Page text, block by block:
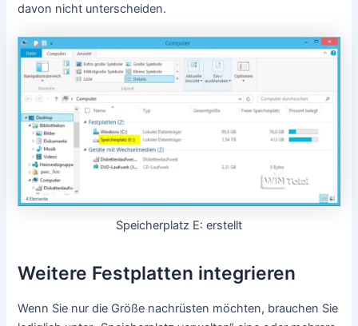
davon nicht unterscheiden.
Speicherplatz E: erstellt
Weitere Festplatten integrieren
Wenn Sie nur die Größe nachrüsten möchten, brauchen Sie